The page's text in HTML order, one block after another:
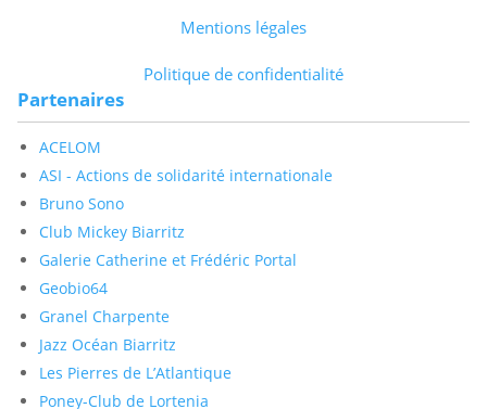
Mentions légales
Politique de confidentialité
Partenaires
ACELOM
ASI - Actions de solidarité internationale
Bruno Sono
Club Mickey Biarritz
Galerie Catherine et Frédéric Portal
Geobio64
Granel Charpente
Jazz Océan Biarritz
Les Pierres de L’Atlantique
Poney-Club de Lortenia